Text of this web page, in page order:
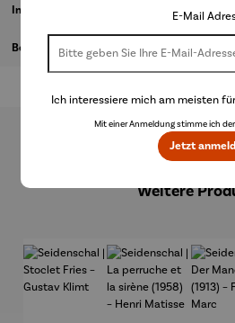
Informationen zum Hersteller
Bewertungen
Produktgalerie überspringen
Weitere
E-Mail
Ich interessiere mich am meisten für
Mit einer Anmeldung stimme ich der
Jetzt